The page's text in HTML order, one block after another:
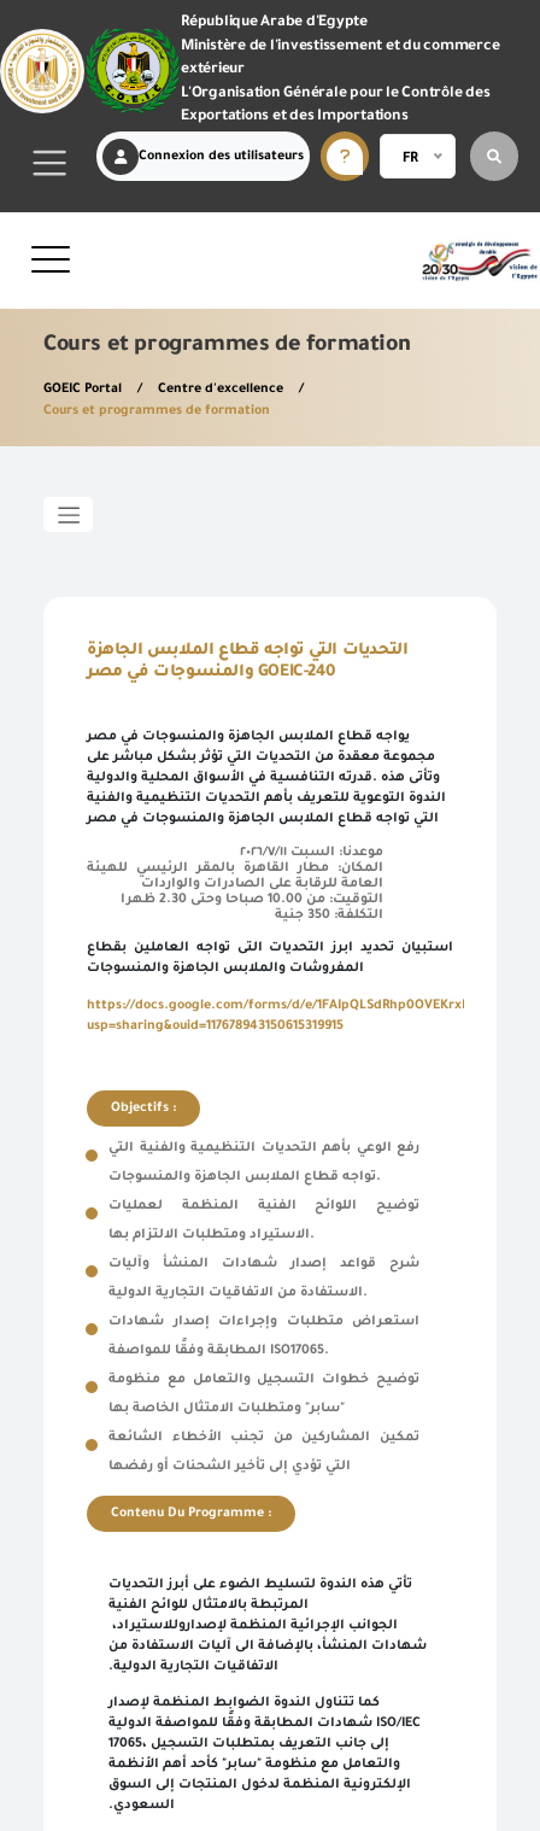
République Arabe d'Egypte
Ministère de l'investissement et du commerce
extérieur
L'Organisation Générale pour le Contrôle des
Exportations et des Importations
Connexion des utilisateurs FR
Cours et programmes de formation
GOEIC Portal
Centre d'excellence
Cours et programmes de formation
التحديات التي تواجه قطاع الملابس الجاهزة
والمنسوجات في مصر GOEIC-240
يواجه قطاع الملابس الجاهزة والمنسوجات في مصر
مجموعة معقدة من التحديات التي تؤثر بشكل مباشر على
قدرته التنافسية في الأسواق المحلية والدولية. وتأتى هذه
الندوة التوعوية للتعريف بأهم التحديات التنظيمية والفنية
التي تواجه قطاع الملابس الجاهزة والمنسوجات في مصر
موعدنا: السبت ٢٠٢٦/٧/١١
المكان: مطار القاهرة بالمقر الرئيسي للهيئة
العامة للرقابة على الصادرات والواردات
التوقيت: من 10.00 صباحا وحتى 2.30 ظهرا
التكلفة: 350 جنية
استبيان تحديد ابرز التحديات التى تواجه العاملين بقطاع
https://docs.google.com/forms/d/e/
usp=sharing&ouid=117678943150615319915
Objectifs :
رفع الوعي بأهم التحديات التنظيمية والفنية التي
تواجه قطاع الملابس الجاهزة والمنسوجات.
توضيح اللوائح الفنية المنظمة لعمليات
الاستيراد ومتطلبات الالتزام بها.
شرح قواعد إصدار شهادات المنشأ وآليات
الاستفادة من الاتفاقيات التجارية الدولية.
استعراض متطلبات وإجراءات إصدار شهادات
المطابقة وفقًا للمواصفة ISO17065.
توضيح خطوات التسجيل والتعامل مع منظومة
"سابر" ومتطلبات الامتثال الخاصة بها
تمكين المشاركين من تجنب الأخطاء الشائعة
التي تؤدي إلى تأخير الشحنات أو رفضها
Contenu Du Programme :
تأتي هذه الندوة لتسليط الضوء على أبرز التحديات
المرتبطة بالامتثال للوائح الفنية
للاستيراد،والجوانب الإجرائية المنظمة لإصدار
شهادات المنشأ، بالإضافة الى آليات الاستفادة من
الاتفاقيات التجارية الدولية.
كما تتناول الندوة الضوابط المنظمة لإصدار
شهادات المطابقة وفقًا للمواصفة الدولية ISO/IEC
17065، إلى جانب التعريف بمتطلبات التسجيل
والتعامل مع منظومة "سابر" كأحد أهم الأنظمة
الإلكترونية المنظمة لدخول المنتجات إلى السوق
السعودي.